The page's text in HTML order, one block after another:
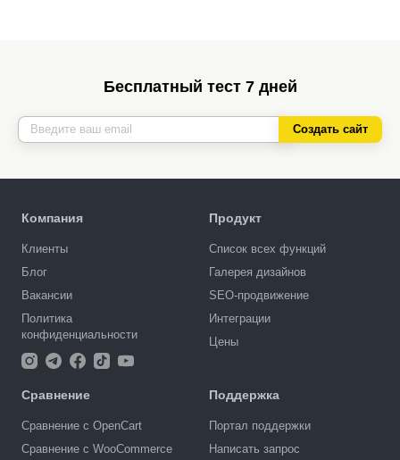
Бесплатный тест 7 дней
Создать сайт
Компания
Клиенты
Блог
Вакансии
Политика
конфиденциальности
Продукт
Список всех функций
Галерея дизайнов
SEO-продвижение
Интеграции
Цены
Сравнение
Сравнение с OpenCart
Сравнение с WooCommerce
Поддержка
Портал поддержки
Написать запрос